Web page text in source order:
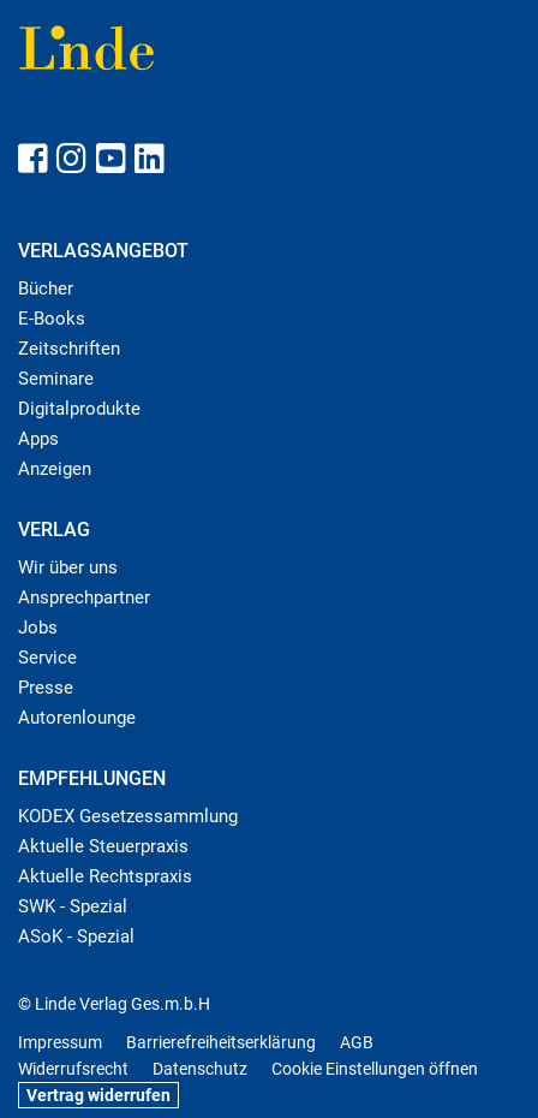
VERLAGSANGEBOT
Bücher
E-Books
Zeitschriften
Seminare
Digitalprodukte
Apps
Anzeigen
VERLAG
Wir über uns
Ansprechpartner
Jobs
Service
Presse
Autorenlounge
EMPFEHLUNGEN
KODEX Gesetzessammlung
Aktuelle Steuerpraxis
Aktuelle Rechtspraxis
SWK - Spezial
ASoK - Spezial
© Linde Verlag Ges.m.b.H
Impressum
Barrierefreiheitserklärung
AGB
Widerrufsrecht
Datenschutz
Cookie Einstellungen öffnen
Vertrag widerrufen